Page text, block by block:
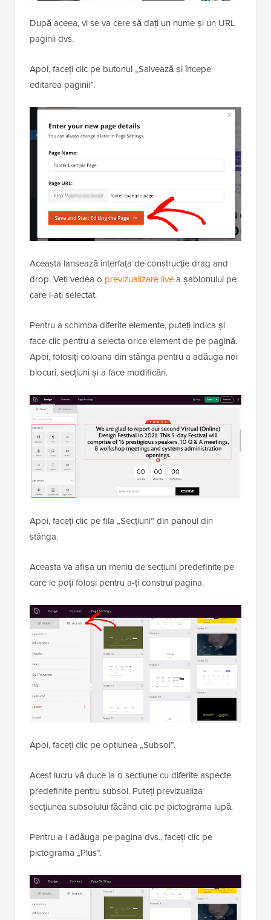
După aceea, vi se va cere să dați un nume și un URL
paginii dvs.
Apoi, faceți clic pe butonul „Salvează și începe
editarea paginii”.
Aceasta lansează interfața de construcție drag and
drop. Veți vedea o previzualizare livea șablonului pe
care l-ați selectat.
Pentru a schimba diferite elemente, puteți indica și
face clic pentru a selecta orice element de pe pagină.
Apoi, folosiți coloana din stânga pentru a adăuga noi
blocuri, secțiuni și a face modificări.
Apoi, faceți clic pe fila „Secțiuni” din panoul din
stânga.
Aceasta va afișa un meniu de secțiuni predefinite pe
care le poți folosi pentru a-ți construi pagina.
Apoi, faceți clic pe opțiunea „Subsol”.
Acest lucru vă duce la o secțiune cu diferite aspecte
predefinite pentru subsol. Puteți previzualiza
secțiunea subsolului făcând clic pe pictograma lupă.
Pentru a-l adăuga pe pagina dvs., faceți clic pe
pictograma „Plus”.